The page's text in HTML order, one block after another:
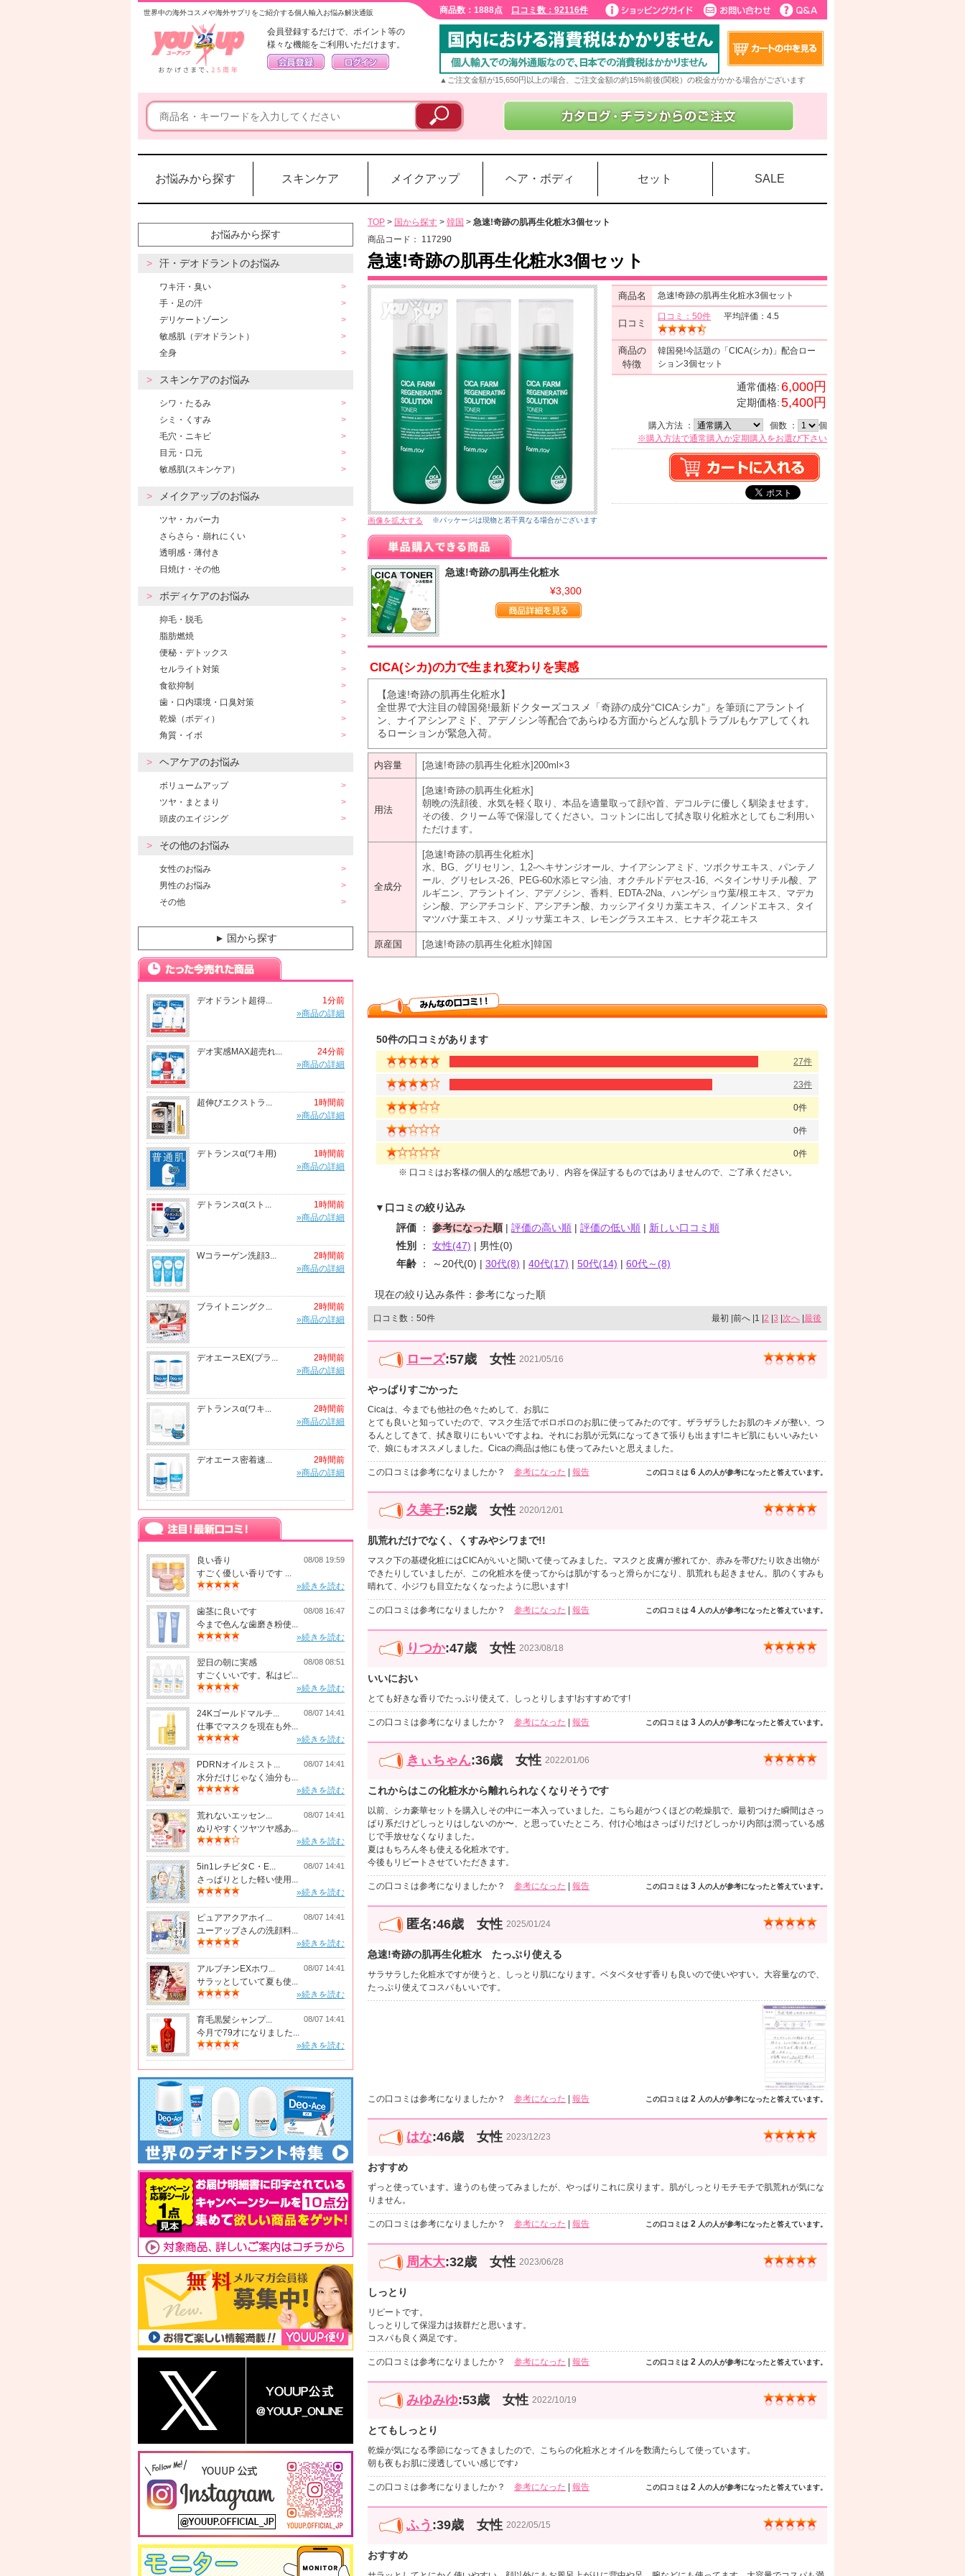
世界中の海外コスメや海外サプリをご紹介する個人輸入お悩み解決通販 商品数：1888点 口コミ数：92116件
会員登録するだけで、ポイント等の
様々な機能をご利用いただけます。
▲ご注文金額が15,650円以上の場合、ご注文金額の約15%前後(関税）の税金がかかる場合がございます
お悩みから探す スキンケア メイクアップ ヘア・ボディ セット SALE
お悩みから探す
汗・デオドラントのお悩み
ワキ汗・臭い
手・足の汗
デリケートゾーン
敏感肌（デオドラント）
全身
スキンケアのお悩み
シワ・たるみ
シミ・くすみ
毛穴・ニキビ
目元・口元
敏感肌(スキンケア）
メイクアップのお悩み
ツヤ・カバー力
さらさら・崩れにくい
透明感・薄付き
日焼け・その他
ボディケアのお悩み
抑毛・脱毛
脂肪燃焼
便秘・デトックス
セルライト対策
食欲抑制
歯・口内環境・口臭対策
乾燥（ボディ）
角質・イボ
ヘアケアのお悩み
ボリュームアップ
ツヤ・まとまり
頭皮のエイジング
その他のお悩み
女性のお悩み
男性のお悩み
その他
▼ 国から探す
デオドラント超得...
1分前
»商品の詳細
デオ実感MAX超売れ...
24分前
»商品の詳細
超伸びエクストラ...
1時間前
»商品の詳細
デトランスα(ワキ用)
1時間前
»商品の詳細
デトランスα(スト...
1時間前
»商品の詳細
Wコラーゲン洗顔3...
2時間前
»商品の詳細
ブライトニングク...
2時間前
»商品の詳細
デオエースEX(プラ...
2時間前
»商品の詳細
デトランスα(ワキ...
2時間前
»商品の詳細
デオエース密着速...
2時間前
»商品の詳細
良い香り 08/08 19:59
すごく優しい香りです ...
»続きを読む
歯茎に良いです 08/08 16:47
今まで色んな歯磨き粉使...
»続きを読む
翌日の朝に実感 08/08 08:51
すごくいいです。私はピ...
»続きを読む
24Kゴールドマルチ... 08/07 14:41
仕事でマスクを現在も外...
»続きを読む
PDRNオイルミスト... 08/07 14:41
水分だけじゃなく油分も...
»続きを読む
荒れないエッセン... 08/07 14:41
ぬりやすくツヤツヤ感あ...
»続きを読む
5in1レチビタC・E... 08/07 14:41
さっぱりとした軽い使用...
»続きを読む
ピュアアクアホイ... 08/07 14:41
ユーアップさんの洗顔料...
»続きを読む
アルブチンEXホワ... 08/07 14:41
サラッとしていて夏も使...
»続きを読む
育毛黒髪シャンプ... 08/07 14:41
今月で79才になりました...
»続きを読む
TOP > 国から探す > 韓国 > 急速!奇跡の肌再生化粧水3個セット
商品コード： 117290
急速!奇跡の肌再生化粧水3個セット
画像を拡大する ※パッケージは現物と若干異なる場合がございます
商品名 急速!奇跡の肌再生化粧水3個セット
口コミ
口コミ：50件 平均評価：4.5
商品の
特徴
韓国発!今話題の「CICA(シカ)」配合ロー
ション3個セット
通常価格: 6,000円
定期価格:5,400円
購入方法 ： 個数 ：
個
※購入方法で通常購入か定期購入をお選び下さい
急速!奇跡の肌再生化粧水
¥3,300
CICA(シカ)の力で生まれ変わりを実感
【急速!奇跡の肌再生化粧水】
全世界で大注目の韓国発!最新ドクターズコスメ「奇跡の成分“CICA:シカ”」を筆頭にアラントイ
ン、ナイアシンアミド、アデノシン等配合であらゆる方面からどんな肌トラブルもケアしてくれ
るローションが緊急入荷。
内容量 [急速!奇跡の肌再生化粧水]200ml×3
用法
[急速!奇跡の肌再生化粧水]
朝晩の洗顔後、水気を軽く取り、本品を適量取って顔や首、デコルテに優しく馴染ませます。
その後、クリーム等で保湿してください。コットンに出して拭き取り化粧水としてもご利用い
ただけます。
全成分
[急速!奇跡の肌再生化粧水]
水、BG、グリセリン、1,2-ヘキサンジオール、ナイアシンアミド、ツボクサエキス、パンテノ
ール、グリセレス-26、PEG-60水添ヒマシ油、オクチルドデセス-16、ベタインサリチル酸、ア
ルギニン、アラントイン、アデノシン、香料、EDTA-2Na、ハンゲショウ葉/根エキス、マデカ
シン酸、アシアチコシド、アシアチン酸、カッシアイタリカ葉エキス、イノンドエキス、タイ
マツバナ葉エキス、メリッサ葉エキス、レモングラスエキス、ヒナギク花エキス
原産国 [急速!奇跡の肌再生化粧水]韓国
50件の口コミがあります
27件
23件
0件
0件
0件
※ 口コミはお客様の個人的な感想であり、内容を保証するものではありませんので、ご了承ください。
▼口コミの絞り込み
評価 ： 参考になった順 | 評価の高い順 | 評価の低い順 | 新しい口コミ順
性別
： 女性(47) | 男性(0)
年齢 ： ～20代(0) | 30代(8) | 40代(17) | 50代(14) | 60代～(8)
現在の絞り込み条件：参考になった順
口コミ数：50件 最初 |前へ |1 | 2 3 次へ 最後
ローズ:57歳 女性 2021/05/16
やっぱりすごかった
Cicaは、今までも他社の色々ためして、お肌に
とても良いと知っていたので、マスク生活でボロボロのお肌に使ってみたのです。ザラザラしたお肌のキメが整い、つ
るんとしてきて、拭き取りにもいいですよね。それにお肌が元気になってきて張りも出ます!ニキビ肌にもいいみたい
で、娘にもオススメしました。Cicaの商品は他にも使ってみたいと思えました。
この口コミは 6 人の人が参考になったと答えています。
この口コミは参考になりましたか？ 参考になった 報告
久美子:52歳 女性 2020/12/01
肌荒れだけでなく、くすみやシワまで!!
マスク下の基礎化粧にはCICAがいいと聞いて使ってみました。マスクと皮膚が擦れてか、赤みを帯びたり吹き出物が
できたりしていましたが、この化粧水を使ってからは肌がするっと滑らかになり、肌荒れも起きません。肌のくすみも
晴れて、小ジワも目立たなくなったように思います!
この口コミは 4 人の人が参考になったと答えています。
この口コミは参考になりましたか？ 参考になった 報告
りつか:47歳 女性 2023/08/18
いいにおい
とても好きな香りでたっぷり使えて、しっとりします!おすすめです!
この口コミは 3 人の人が参考になったと答えています。
この口コミは参考になりましたか？ 参考になった 報告
きぃちゃん:36歳 女性 2022/01/06
これからはこの化粧水から離れられなくなりそうです
以前、シカ豪華セットを購入しその中に一本入っていました。こちら超がつくほどの乾燥肌で、最初つけた瞬間はさっ
ぱり系だけどしっとりはしないのか〜、と思っていたところ、付け心地はさっぱりだけどしっかり内部は潤っている感
じで手放せなくなりました。
夏はもちろん冬も使える化粧水です。
今後もリピートさせていただきます。
この口コミは 3 人の人が参考になったと答えています。
この口コミは参考になりましたか？ 参考になった 報告
匿名:46歳 女性 2025/01/24
急速!奇跡の肌再生化粧水 たっぷり使える
サラサラした化粧水ですが使うと、しっとり肌になります。ベタベタせず香りも良いので使いやすい。大容量なので、
たっぷり使えてコスパもいいです。
この口コミは 2 人の人が参考になったと答えています。
この口コミは参考になりましたか？ 参考になった 報告
はな:46歳 女性 2023/12/23
おすすめ
ずっと使っています。違うのも使ってみましたが、やっぱりこれに戻ります。肌がしっとりモチモチで肌荒れが気にな
りません。
この口コミは 2 人の人が参考になったと答えています。
この口コミは参考になりましたか？ 参考になった 報告
周木大:32歳 女性 2023/06/28
しっとり
リピートです。
しっとりして保湿力は抜群だと思います。
コスパも良く満足です。
この口コミは 2 人の人が参考になったと答えています。
この口コミは参考になりましたか？ 参考になった 報告
みゆみゆ:53歳 女性 2022/10/19
とてもしっとり
乾燥が気になる季節になってきましたので、こちらの化粧水とオイルを数滴たらして使っています。
朝も夜もお肌に浸透していい感じです♪
この口コミは 2 人の人が参考になったと答えています。
この口コミは参考になりましたか？ 参考になった 報告
ふう :39歳 女性 2022/05/15
おすすめ